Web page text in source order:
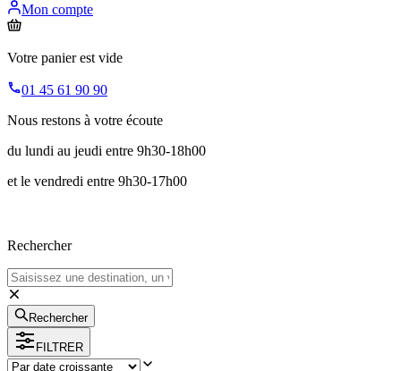
Mon compte
Votre panier est vide
01 45 61 90 90
Nous restons à votre écoute
du lundi au jeudi entre 9h30-18h00
et le vendredi entre 9h30-17h00
Rechercher
Rechercher
FILTRER